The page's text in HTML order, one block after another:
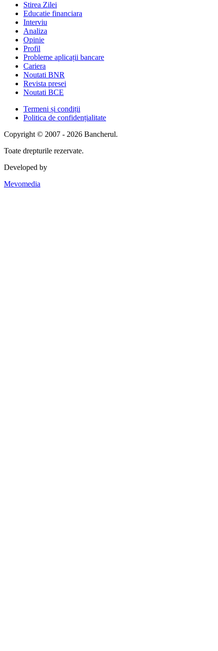
Stirea Zilei
Educatie financiara
Interviu
Analiza
Opinie
Profil
Probleme aplicații bancare
Cariera
Noutati BNR
Revista presei
Noutati BCE
Termeni și condiții
Politica de confidențialitate
Copyright © 2007 - 2026 Bancherul.
Toate drepturile rezervate.
Developed by
Mevomedia